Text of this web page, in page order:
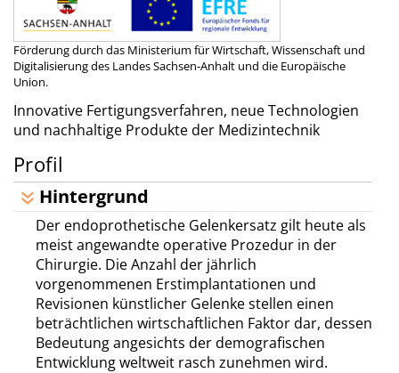
Förderung durch das Ministerium für Wirtschaft, Wissenschaft und
Digitalisierung des Landes Sachsen-Anhalt und die Europäische
Union.
Innovative Fertigungsverfahren, neue Technologien
und nachhaltige Produkte der Medizintechnik
Profil
Hintergrund
Der endoprothetische Gelenkersatz gilt heute als
meist angewandte operative Prozedur in der
Chirurgie. Die Anzahl der jährlich
vorgenommenen Erstimplantationen und
Revisionen künstlicher Gelenke stellen einen
beträchtlichen wirtschaftlichen Faktor dar, dessen
Bedeutung angesichts der demografischen
Entwicklung weltweit rasch zunehmen wird.